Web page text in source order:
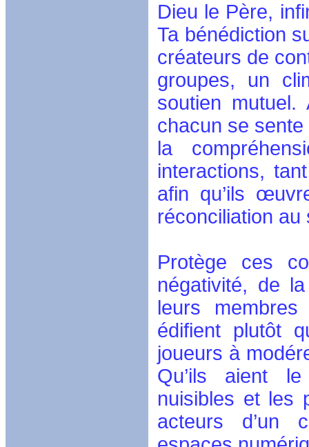
Dieu le Père,
Ta bénédiction
créateurs de
groupes, un
soutien
chacun se
la
interactions,
afin qu’ils
réconciliation
Protège ces
négativité, de
leurs
édifient plutôt
joueurs à
Qu’ils aient le
nuisibles et les
acteurs d’un